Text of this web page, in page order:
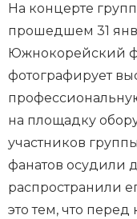
На концерте
прошедшем 31
Южнокорейский
фотографирует
на площадку
участников
фанатов осудили
распространили
это тем, что